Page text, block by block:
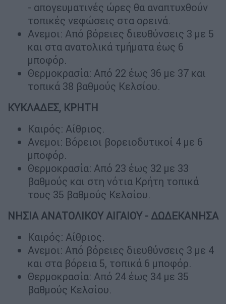
- απογευματινές ώρες θα αναπτυχθούν
τοπικές νεφώσεις στα ορεινά.
Ανεμοι: Από βόρειες διευθύνσεις 3 με 5
και στα ανατολικά τμήματα έως 6
μποφόρ.
Θερμοκρασία: Από 22 έως 36 με 37 και
τοπικά 38 βαθμούς Κελσίου.
ΚΥΚΛΑΔΕΣ, ΚΡΗΤΗ
Καιρός: Αίθριος.
Ανεμοι: Βόρειοι βορειοδυτικοί 4 με 6
μποφόρ.
Θερμοκρασία: Από 23 έως 32 με 33
βαθμούς και στη νότια Κρήτη τοπικά
τους 35 βαθμούς Κελσίου.
ΝΗΣΙΑ ΑΝΑΤΟΛΙΚΟΥ ΑΙΓΑΙΟΥ - ΔΩΔΕΚΑΝΗΣΑ
Καιρός: Αίθριος.
Ανεμοι: Από βόρειες διευθύνσεις 3 με 4
και στα βόρεια 5, τοπικά 6 μποφόρ.
Θερμοκρασία: Από 24 έως 34 με 35
βαθμούς Κελσίου.